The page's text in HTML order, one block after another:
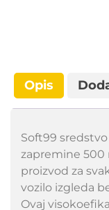
Opis
Soft99
zapremine 500
proizvod za
vozilo izgleda
Ovaj